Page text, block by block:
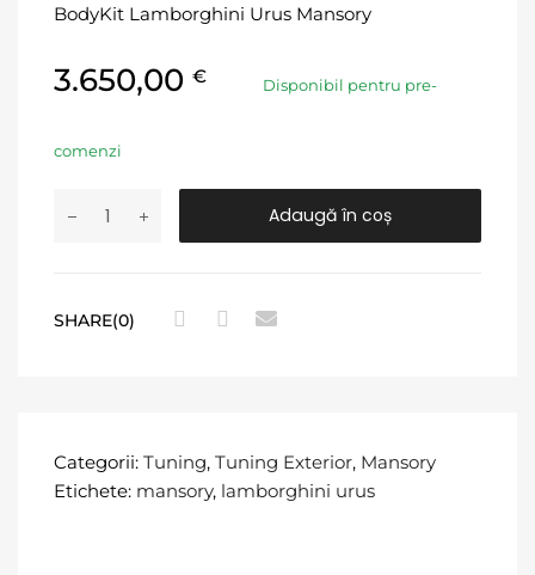
BodyKit Lamborghini Urus Mansory
3.650,00 € Disponibil pentru pre-
comenzi
Adaugă în coș
SHARE(0)
Categorii: Tuning, Tuning Exterior, Mansory
Etichete: mansory, lamborghini urus